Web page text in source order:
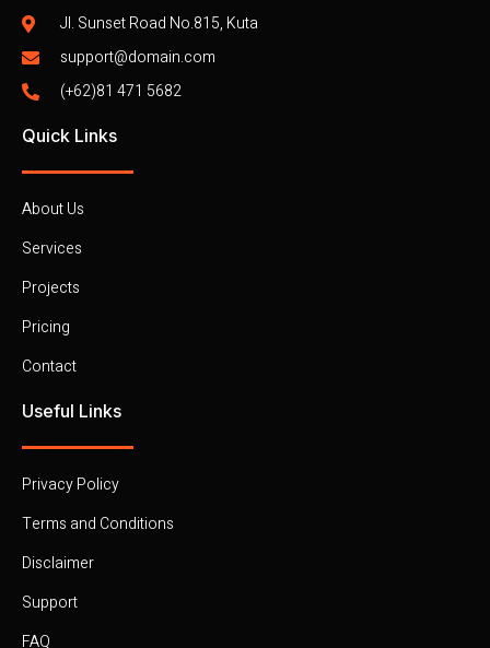
Jl. Sunset Road No.815, Kuta
support@domain.com
(+62)81 471 5682
Quick Links
About Us
Services
Projects
Pricing
Contact
Useful Links
Privacy Policy
Terms and Conditions
Disclaimer
Support
FAQ